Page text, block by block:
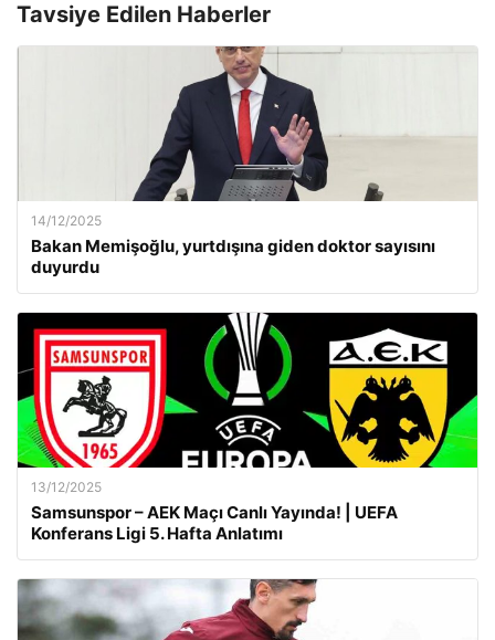
Tavsiye Edilen Haberler
14/12/2025
Bakan Memişoğlu, yurtdışına giden doktor sayısını
duyurdu
13/12/2025
Samsunspor – AEK Maçı Canlı Yayında! | UEFA
Konferans Ligi 5. Hafta Anlatımı